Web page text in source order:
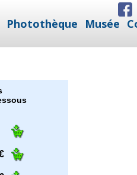
Photothèque Musée